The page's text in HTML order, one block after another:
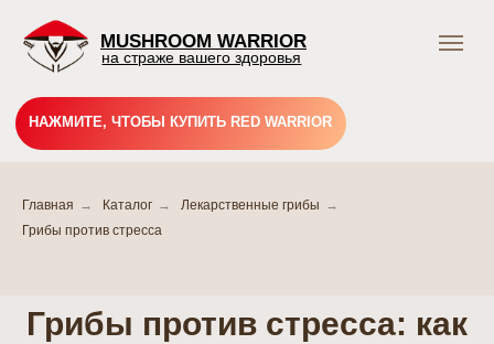
MUSHROOM WARRIOR
на страже вашего здоровья
Грибного Воина !
Главная → Каталог → Лекарственные грибы →
Грибы против стресса
Грибы против стресса: как